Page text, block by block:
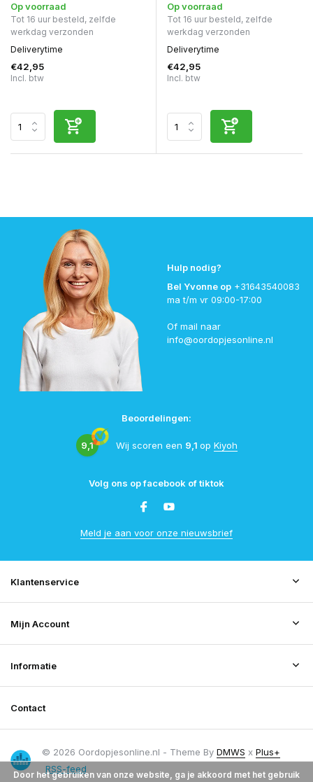
Op voorraad
Tot 16 uur besteld, zelfde
werkdag verzonden
Deliverytime
€42,95
Incl. btw
Op voorraad
Tot 16 uur besteld, zelfde
werkdag verzonden
Deliverytime
€42,95
Incl. btw
Hulp nodig?
Bel Yvonne op +31643540083
ma t/m vr 09:00-17:00
Of mail naar
info@oordopjesonline.nl
Beoordelingen:
9,1 Wij scoren een 9,1 op Kiyoh
Volg ons op facebook of tiktok
Meld je aan voor onze nieuwsbrief
Klantenservice
Mijn Account
Informatie
Contact
© 2026 Oordopjesonline.nl - Theme By DMWS x Plus+
RSS-feed
Door het gebruiken van onze website, ga je akkoord met het gebruik